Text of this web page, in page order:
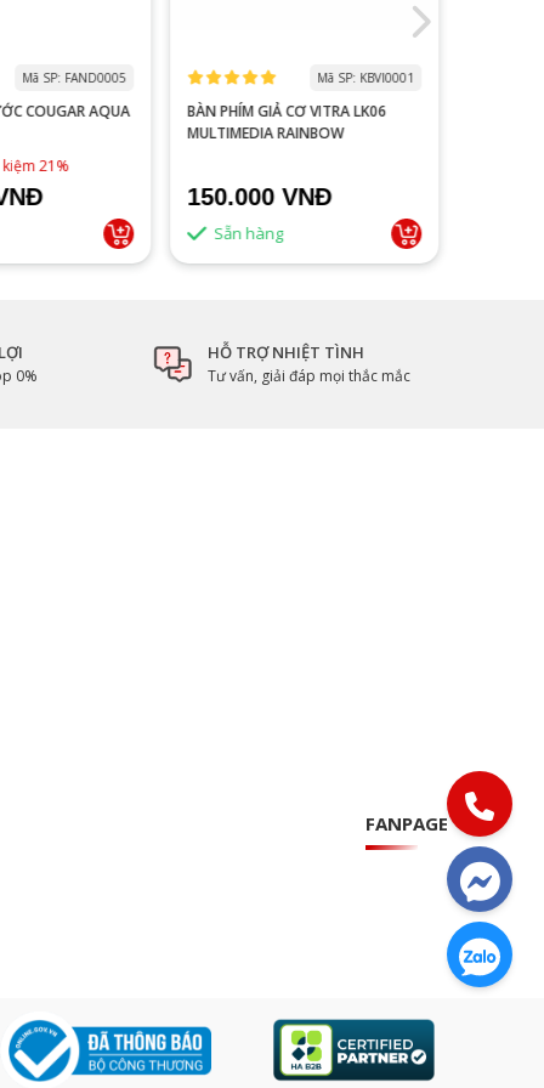
Mã SP: FAND0005
COUGAR AQUA
21%
Mã SP: KBVI0001
BÀN PHÍM GIẢ CƠ VITRA LK06
MULTIMEDIA RAINBOW
150.000 VNĐ
Sẵn hàng
0%
HỖ TRỢ NHIỆT TÌNH
Tư vấn, giải đáp mọi thắc mắc
FANPAGE